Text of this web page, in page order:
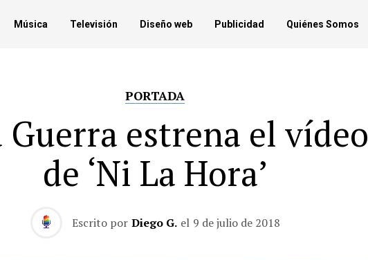
Música Televisión Diseño web Publicidad Quiénes Somos
PORTADA
Guerra estrena el vídeo
de ‘Ni La Hora’
Escrito por Diego G. el 9 de julio de 2018